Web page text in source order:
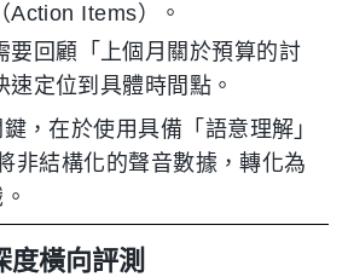
Action Items）。
要回顧「上個月關於預算的討
速定位到具體時間點。
，在於使用具備「語意理解」
非結構化的聲音數據，轉化為
度橫向評測